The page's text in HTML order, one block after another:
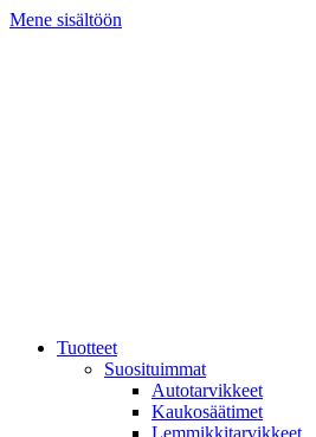
Mene sisältöön
Tuotteet
Suosituimmat
Autotarvikkeet
Kaukosäätimet
Lemmikkitarvikkeet